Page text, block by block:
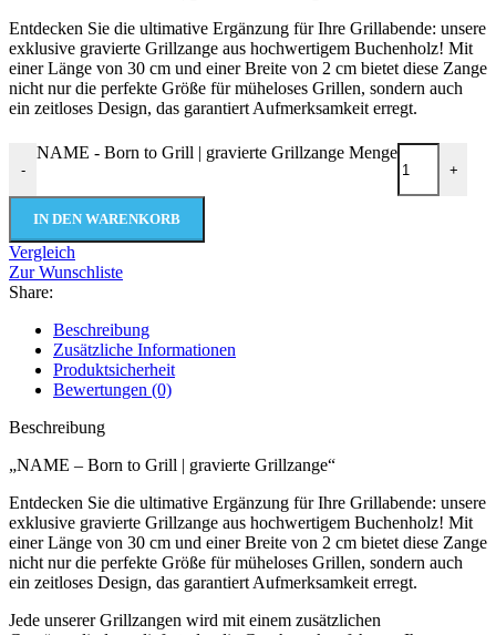
Entdecken Sie die ultimative Ergänzung für Ihre Grillabende: unsere
exklusive gravierte Grillzange aus hochwertigem Buchenholz! Mit
einer Länge von 30 cm und einer Breite von 2 cm bietet diese Zange
nicht nur die perfekte Größe für müheloses Grillen, sondern auch
ein zeitloses Design, das garantiert Aufmerksamkeit erregt.
-
NAME - Born to Grill | gravierte Grillzange Menge
+
IN DEN WARENKORB
Vergleich
Zur Wunschliste
Share:
Beschreibung
Zusätzliche Informationen
Produktsicherheit
Bewertungen (0)
Beschreibung
„NAME – Born to Grill | gravierte Grillzange“
Entdecken Sie die ultimative Ergänzung für Ihre Grillabende: unsere
exklusive gravierte Grillzange aus hochwertigem Buchenholz! Mit
einer Länge von 30 cm und einer Breite von 2 cm bietet diese Zange
nicht nur die perfekte Größe für müheloses Grillen, sondern auch
ein zeitloses Design, das garantiert Aufmerksamkeit erregt.
Jede unserer Grillzangen wird mit einem zusätzlichen